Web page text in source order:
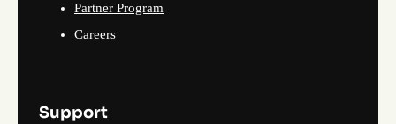
Partner Program
Careers
Support